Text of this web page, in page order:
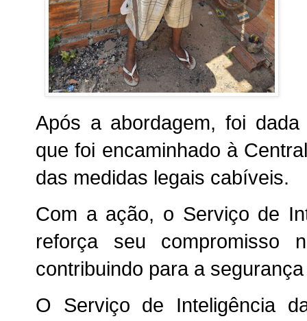
Após a abordagem, foi
que foi encaminhado à
das medidas legais cabíveis.
Com a ação, o Serviço de
reforça seu compromisso
contribuindo para a
O Serviço de Inteligência